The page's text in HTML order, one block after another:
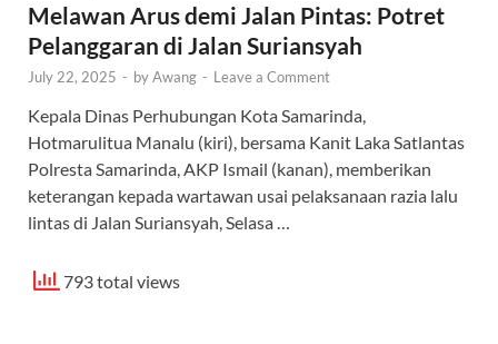
Melawan Arus demi Jalan Pintas: Potret
Pelanggaran di Jalan Suriansyah
July 22, 2025 - byAwang - Leave a Comment
Kepala Dinas Perhubungan Kota Samarinda,
Hotmarulitua Manalu (kiri), bersama Kanit Laka Satlantas
Polresta Samarinda, AKP Ismail (kanan), memberikan
keterangan kepada wartawan usai pelaksanaan razia lalu
lintas di Jalan Suriansyah, Selasa …
793 total views